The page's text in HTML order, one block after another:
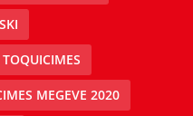
SKI
TOQUICIMES
MEGEVE 2020